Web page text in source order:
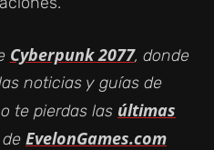
Cyberpunk 2077, donde
noticias y guías de
te pierdas las últimas
de EvelonGames.com